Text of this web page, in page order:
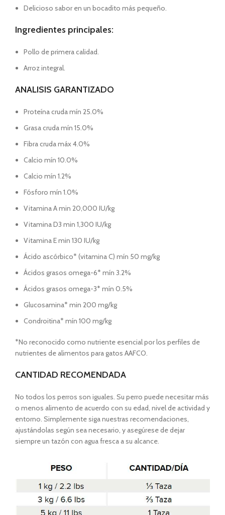
Delicioso sabor en un bocadito más pequeño.
Ingredientes principales:
Pollo de primera calidad.
Arroz integral.
ANALISIS GARANTIZADO
Proteína cruda mín 25.0%
Grasa cruda mín 15.0%
Fibra cruda máx 4.0%
Calcio mín 10.0%
Calcio mín 1.2%
Fósforo mín 1.0%
Vitamina A min 20,000 IU/kg
Vitamina D3 min 1,300 IU/kg
Vitamina E min 130 IU/kg
Ácido ascórbico* (vitamina C) mín 50 mg/kg
Ácidos grasos omega-6* mín 3.2%
Ácidos grasos omega-3* mín 0.5%
Glucosamina* min 200 mg/kg
Condroitina* mín 100 mg/kg
*No reconocido como nutriente esencial por los perfiles de
nutrientes de alimentos para gatos AAFCO.
CANTIDAD RECOMENDADA
No todos los perros son iguales. Su perro puede necesitar más
o menos alimento de acuerdo con su edad, nivel de actividad y
entorno. Simplemente siga nuestras recomendaciones,
ajustándolas según sea necesario, y asegúrese de dejar
siempre un tazón con agua fresca a su alcance.